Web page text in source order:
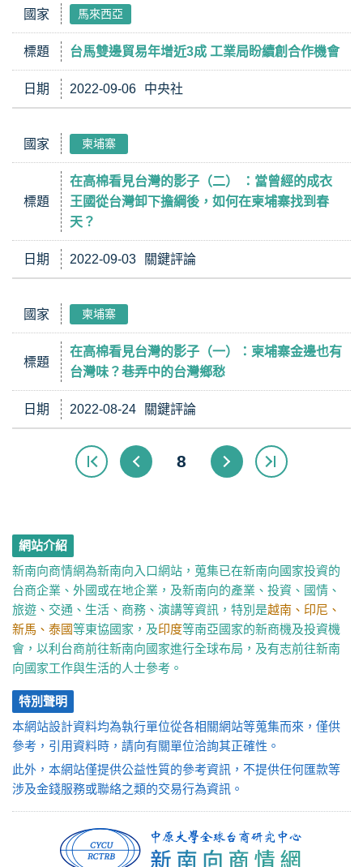
國家 馬來西亞
標題 台馬雙邊貿易年增近3成 工業局盼續創合作機會
日期 2022-09-06 中央社
國家 柬埔寨
標題
在高棉看見台灣的影子（二） ：當曾經的成衣
王國從台灣卸下擔綱後，如何在柬埔寨找到春
天？
日期 2022-09-03 關鍵評論
國家 柬埔寨
標題
在高棉看見台灣的影子（一）：柬埔寨金邊也有
台灣味？巷弄中的台灣鄉愁
日期 2022-08-24 關鍵評論
8
網站介紹
新南向商情網為新南向入口網站，蒐集已在新南向國家投資的
台商企業、外國或在地企業，及新南向的產業、投資、國情、
旅遊、交通、生活、商務、演講等資訊，特別是越南、印尼、
新馬、泰國等東協國家，及印度等南亞國家的新商機及投資機
會，以利台商前往新南向國家進行全球布局，及有志前往新南
向國家工作與生活的人士參考。
特別聲明
本網站設計資料均為執行單位從各相關網站等蒐集而來，僅供
參考，引用資料時，請向有關單位洽詢其正確性。
此外，本網站僅提供公益性質的參考資訊，不提供任何匯款等
涉及金錢服務或聯絡之類的交易行為資訊。